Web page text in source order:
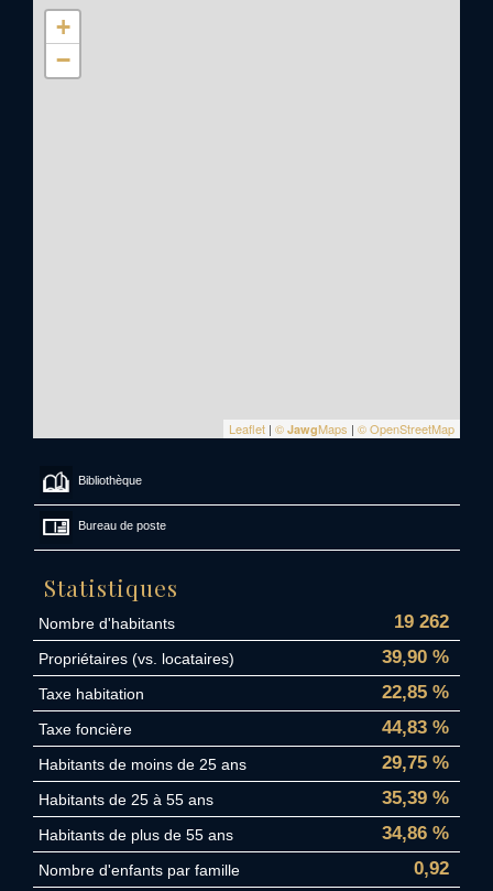
+
−
Leaflet | © JawgMaps | © OpenStreetMap
Bibliothèque
Bureau de poste
Statistiques
Nombre d'habitants 19 262
Propriétaires (vs. locataires) 39,90 %
Taxe habitation 22,85 %
Taxe foncière 44,83 %
Habitants de moins de 25 ans 29,75 %
Habitants de 25 à 55 ans 35,39 %
Habitants de plus de 55 ans 34,86 %
Nombre d'enfants par famille 0,92